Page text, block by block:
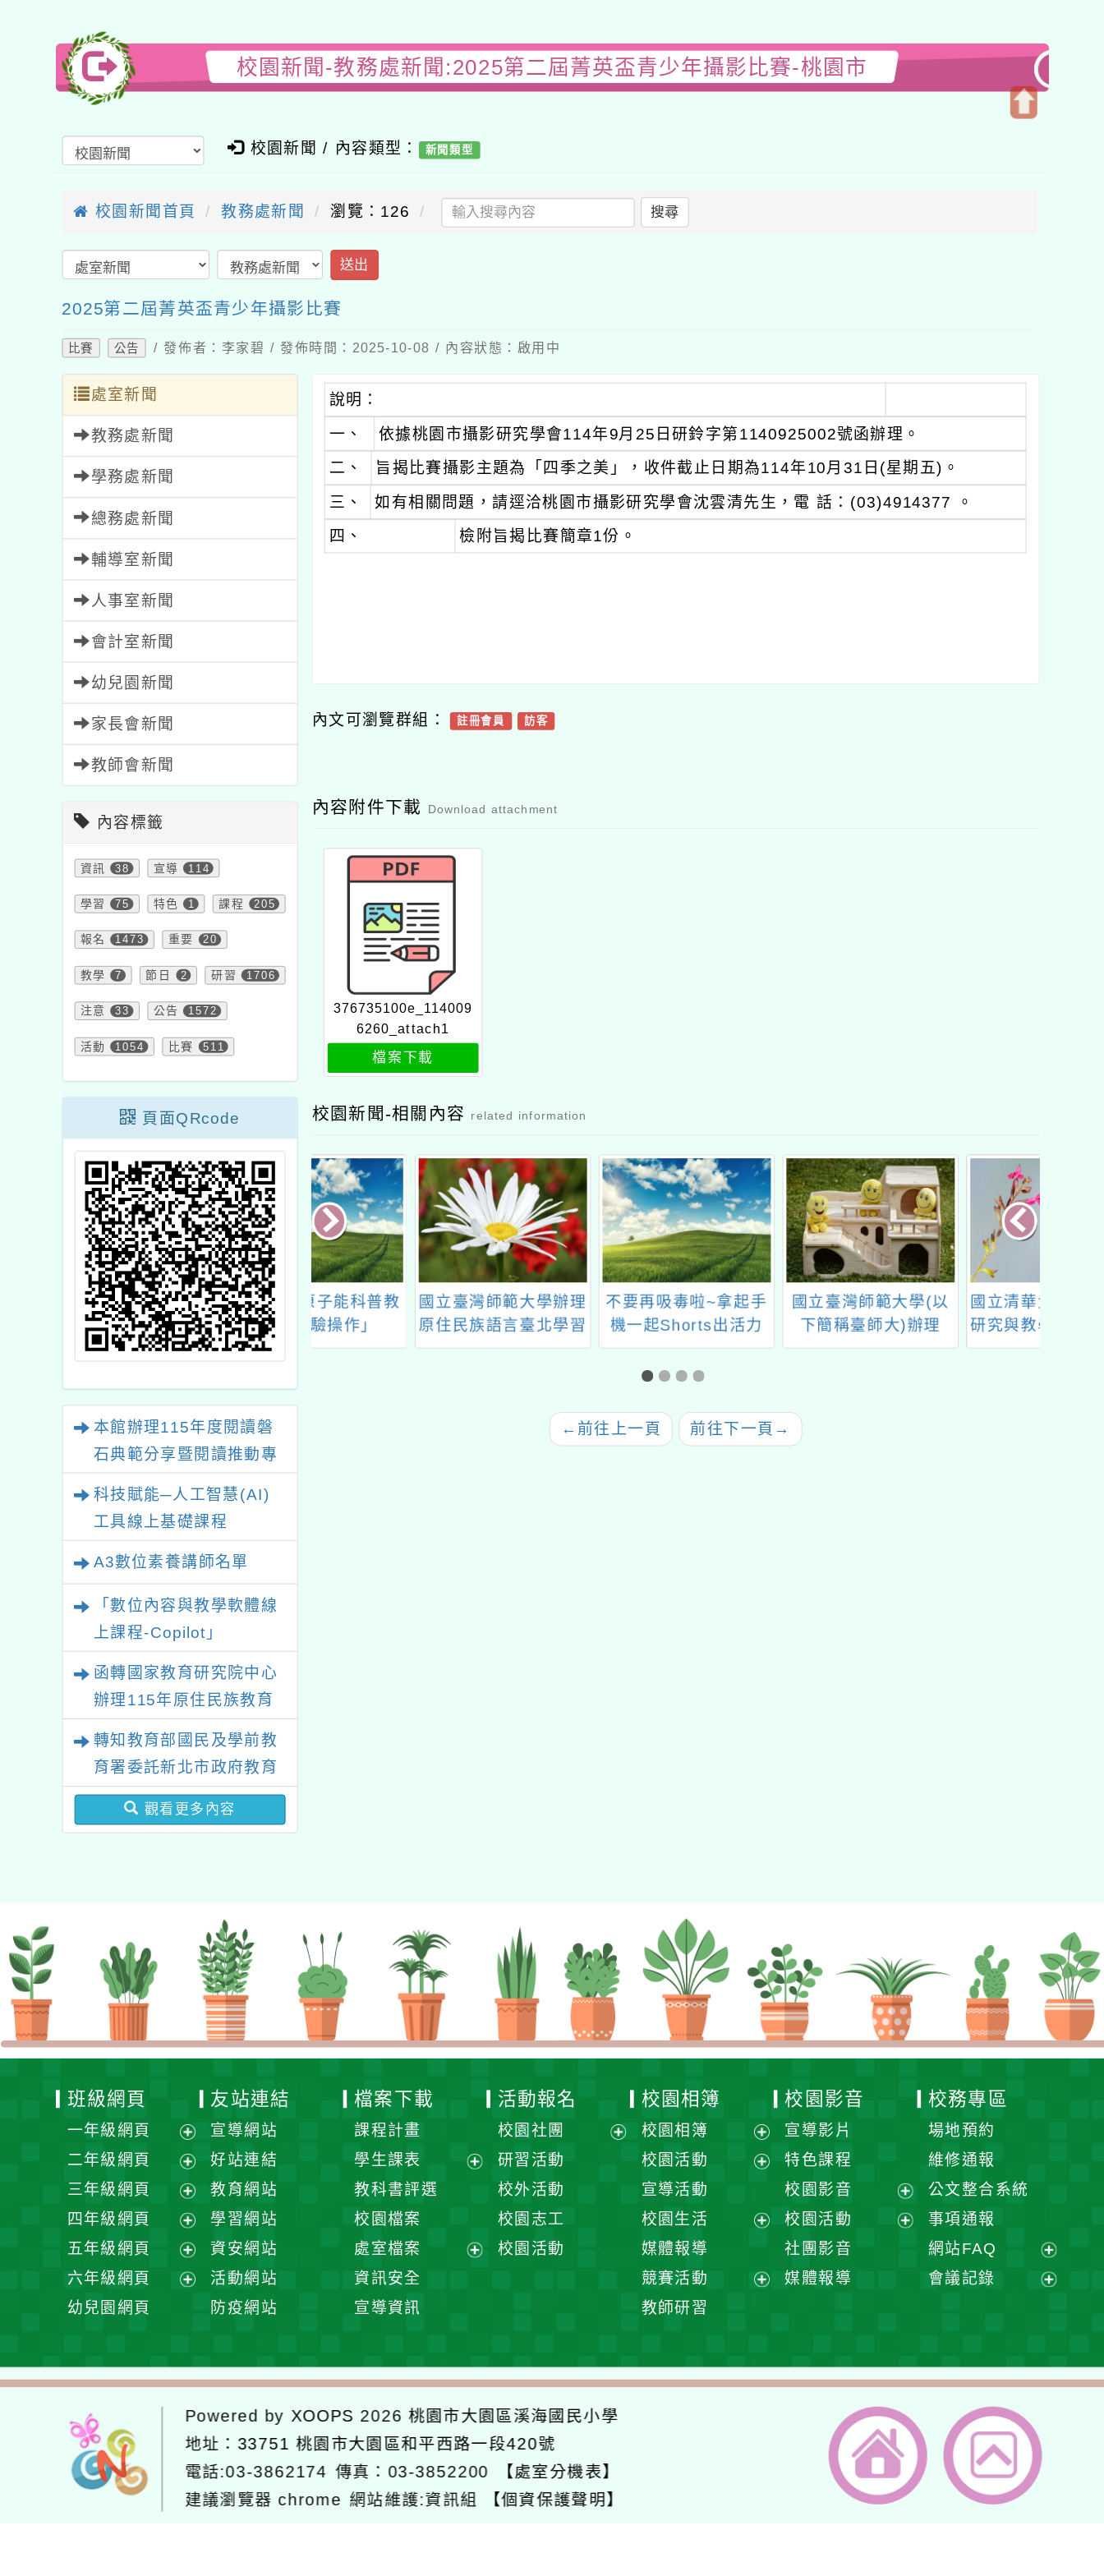
校園新聞-教務處新聞:2025第二屆菁英盃青少年攝影比賽-桃園市
校園新聞 / 內容類型： 新聞類型
校園新聞首頁 教務處新聞 瀏覽：126 搜尋
送出
2025第二屆菁英盃青少年攝影比賽
比賽 公告 / 發佈者：李家碧 / 發佈時間：2025-10-08 / 內容狀態：啟用中
處室新聞
教務處新聞
學務處新聞
總務處新聞
輔導室新聞
人事室新聞
會計室新聞
幼兒園新聞
家長會新聞
教師會新聞
內容標籤
資訊 38 宣導 114
學習 75 特色 1 課程 205
報名 1473 重要 20
教學 7 節日 2 研習 1706
注意 33 公告 1572
活動 1054 比賽 511
頁面QRcode
本館辦理115年度閱讀磐
石典範分享暨閱讀推動專
科技賦能─人工智慧(AI)
工具線上基礎課程
A3數位素養講師名單
「數位內容與教學軟體線
上課程-Copilot」
函轉國家教育研究院中心
辦理115年原住民族教育
育國際趨勢與發展」
轉知教育部國民及學前教
育署委託新北市政府教育
局辦理「115年度教師專
業成長研習實施計畫－夢
觀看更多內容
說明：
一、
依據桃園市攝影研究學會114年9月25日研鈴字第1140925002號函辦理。
二、
旨揭比賽攝影主題為「四季之美」，收件截止日期為114年10月31日(星期五)。
三、 如有相關問題，請逕洽桃園市攝影研究學會沈雲清先生，電 話：(03)4914377 。
四、 檢附旨揭比賽簡章1份。
內文可瀏覽群組： 註冊會員 訪客
內容附件下載 Download attachment
376735100e_114009
6260_attach1
檔案下載
校園新聞-相關內容 related information
府辦理「114
花蓮蘭亭大會
115年「原子能科普教
育及實驗操作」
國立臺灣師範大學辦理
原住民族語言臺北學習
中心114年度暑期「教
不要再吸毒啦~拿起手
機一起Shorts出活力
國立臺灣師範大學(以
下簡稱臺師大)辦理
「114年多元評量導入
探究的議題式教案競
國立清華大學臺灣語言
研究與教學研究所原住
民族語言新竹學習中心
← 前往上一頁 前往下一頁 →
班級網頁
一年級網頁
展
開
選
單
二年級網頁
展
開
選
單
三年級網頁
展
開
選
單
四年級網頁
展
開
選
五年級網頁
展
開
六年級網頁
單
幼兒園網頁
友站連結
宣導網站
好站連結
教育網站
學習網站
資安網站
活動網站
防疫網站
檔案下載
課程計畫
學生課表
單
教科書評選
校園檔案
處室檔案
資訊安全
宣導資訊
活動報名
校園社團
研習活動
校外活動
校園志工
校園活動
校園相簿
校園相簿
展
開
單
校園活動
選
宣導活動
校園生活
選
媒體報導
競賽活動
單
教師研習
校園影音
宣導影片
特色課程
校園影音
展
開
校園活動
社團影音
媒體報導
校務專區
場地預約
維修通報
公文整合系統
事項通報
網站FAQ
展
會議記錄
單
Powered by XOOPS 2026桃園市大園區溪海國民小學
地址： 33751 桃園市大園區和平西路一段420號
電話:03-3862174 傳真：03-3852200
【處室分機表】
建議瀏覽器 chrome 網站維護:資訊組 【個資保護聲明】